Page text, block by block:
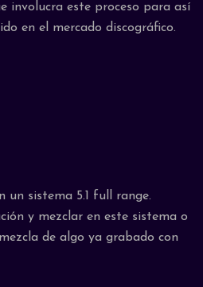
involucra este proceso para así
en el mercado discográfico.
un sistema 5.1 full range.
y mezclar en este sistema o
de algo ya grabado con